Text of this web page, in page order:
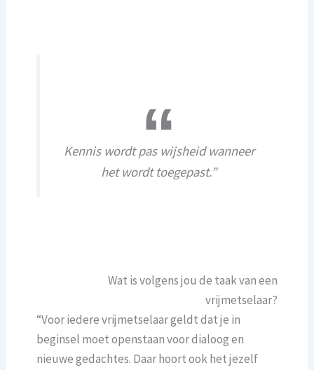
Kennis wordt pas wijsheid wanneer
het wordt toegepast.”
Wat is volgens jou de taak van een
vrijmetselaar?
“Voor iedere vrijmetselaar geldt dat je in
beginsel moet openstaan voor dialoog en
nieuwe gedachtes. Daar hoort ook het jezelf